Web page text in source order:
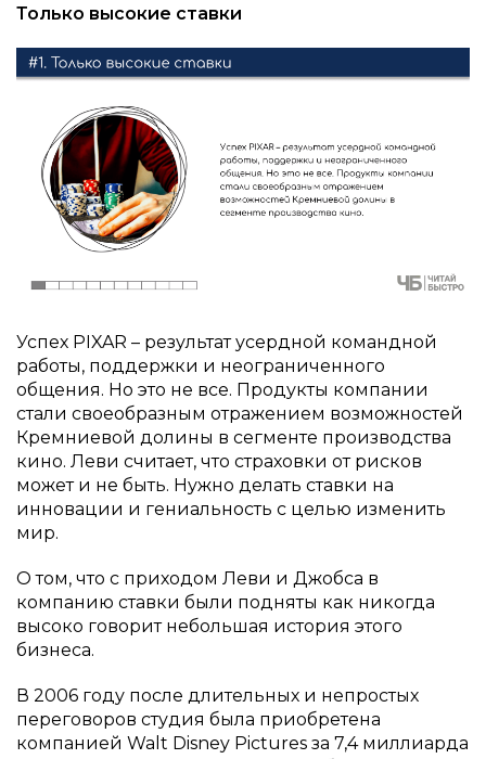
Только высокие ставки
Успех PIXAR – результат усердной командной
работы, поддержки и неограниченного
общения. Но это не все. Продукты компании
стали своеобразным отражением возможностей
Кремниевой долины в сегменте производства
кино. Леви считает, что страховки от рисков
может и не быть. Нужно делать ставки на
инновации и гениальность с целью изменить
мир.
О том, что с приходом Леви и Джобса в
компанию ставки были подняты как никогда
высоко говорит небольшая история этого
бизнеса.
В 2006 году после длительных и непростых
переговоров студия была приобретена
компанией Walt Disney Pictures за 7,4 миллиарда